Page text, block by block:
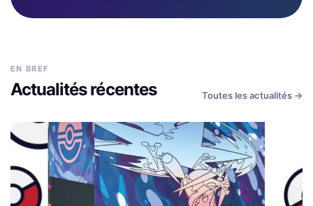
EN BREF
Actualités récentes Toutes les actualités →